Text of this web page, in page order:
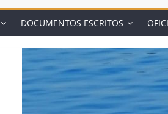
DOCUMENTOS ESCRITOS